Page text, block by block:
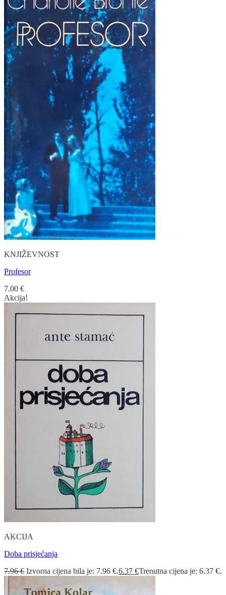
KNJIŽEVNOST
Profesor
7.00 €
Akcija!
AKCIJA
Doba prisjećanja
7.96€ Izvorna cijena bila je: 7.96 €.6.37 €Trenutna cijena je: 6.37 €.